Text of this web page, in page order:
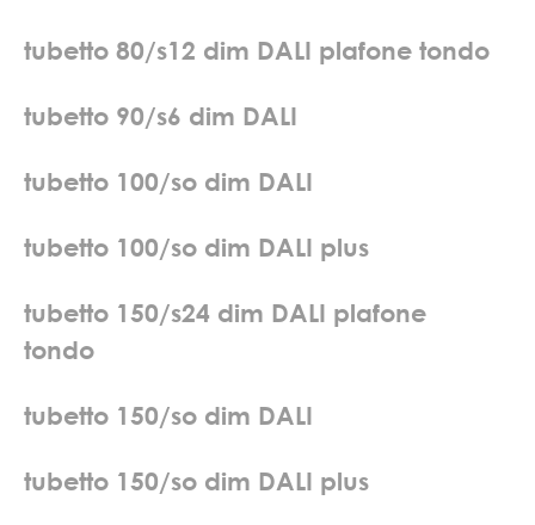
tubetto 80/s12 dim DALI plafone tondo
tubetto 90/s6 dim DALI
tubetto 100/so dim DALI
tubetto 100/so dim DALI plus
tubetto 150/s24 dim DALI plafone
tondo
tubetto 150/so dim DALI
tubetto 150/so dim DALI plus